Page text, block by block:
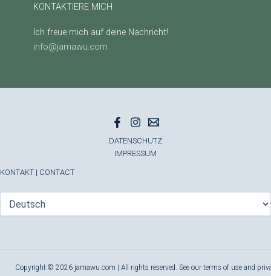
KONTAKTIERE MICH
Ich freue mich auf deine Nachricht!
info@jamawu.com
DATENSCHUTZ
IMPRESSUM
KONTAKT | CONTACT
Copyright © 2026 jamawu.com | All rights reserved. See our terms of use and